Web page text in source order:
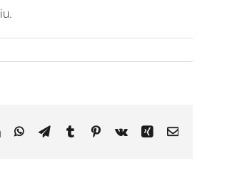
LinkedInWhatsApp
TelegramTumblrPinterest
Vk Xing Email